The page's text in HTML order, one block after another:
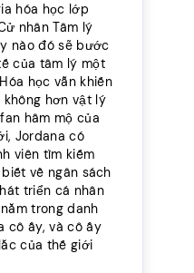
hóa học lớp
nhân Tâm lý
nào đó sẽ bước
của tâm lý một
học vẫn khiến
hơn vật lý
hâm mộ của
Jordana có
viên tìm kiếm
về ngân sách
triển cá nhân
trong danh
cô ấy, và cô ấy
của thế giới